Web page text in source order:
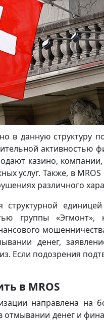
в данную структуру
активностью
казино,
услуг. Также, в
различного
группы «Эгмонт»,
денег,
Если подозрения
в MROS
направлена на
отмывании денег и